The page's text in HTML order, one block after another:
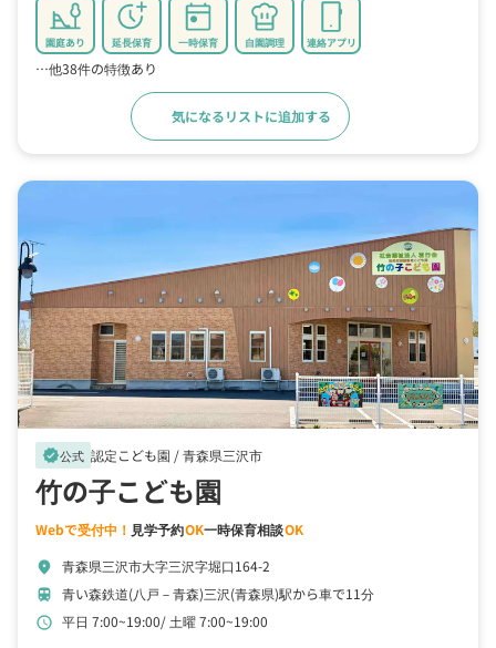
園庭あり 延長保育 一時保育 自園調理 連絡アプリ
…他38件の特徴あり
気になるリストに追加する
verified公式 認定こども園 /青森県三沢市
竹の子こども園
Webで受付中！ 見学予約OK一時保育相談OK
location_on 青森県三沢市大字三沢字堀口164-2
train 青い森鉄道(八戸－青森)三沢(青森県)駅から車で11分
schedule 平日 7:00~19:00 土曜 7:00~19:00